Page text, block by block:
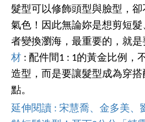
髮型可以修飾頭型與臉型，
氣色！因此無論妳是想剪短
者變換瀏海，最重要的，就
材 : 配件間1 : 1的黃金比例，
造型，而是要讓髮型成為穿
點。
延伸閱讀 : 宋慧喬、金多美、